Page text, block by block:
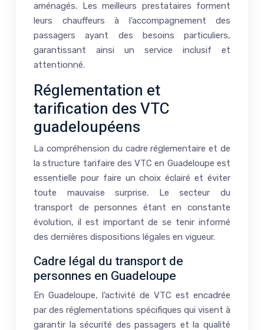
aménagés. Les meilleurs prestataires forment
leurs chauffeurs à l’accompagnement des
passagers ayant des besoins particuliers,
garantissant ainsi un service inclusif et
attentionné.
Réglementation et
tarification des VTC
guadeloupéens
La compréhension du cadre réglementaire et de
la structure tarifaire des VTC en Guadeloupe est
essentielle pour faire un choix éclairé et éviter
toute mauvaise surprise. Le secteur du
transport de personnes étant en constante
évolution, il est important de se tenir informé
des dernières dispositions légales en vigueur.
Cadre légal du transport de
personnes en Guadeloupe
En Guadeloupe, l’activité de VTC est encadrée
par des réglementations spécifiques qui visent à
garantir la sécurité des passagers et la qualité